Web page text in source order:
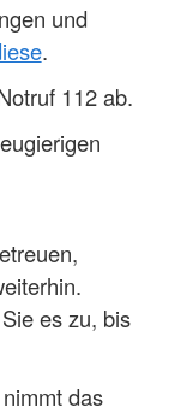
und
.
112 ab.
es zu, bis
das